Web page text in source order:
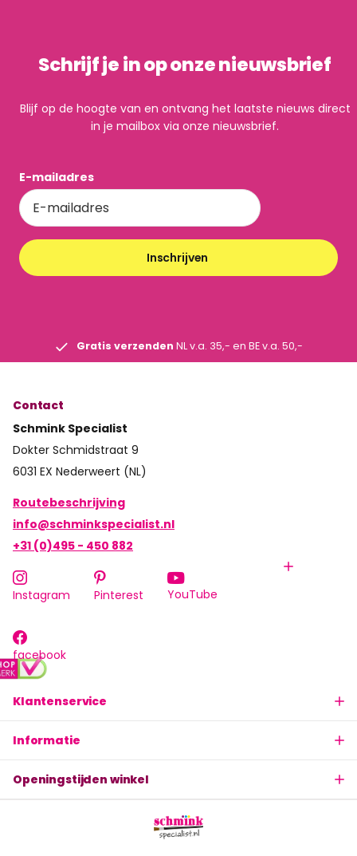
Schrijf je in op onze nieuwsbrief
Blijf op de hoogte van en ontvang het laatste nieuws direct
in je mailbox via onze nieuwsbrief.
E-mailadres
Inschrijven
Gratis verzenden NL v.a. 35,- en BE v.a. 50,-
Klantenservice
Informatie
Openingstijden winkel
Contact
Schmink Specialist
Dokter Schmidstraat 9
6031 EX Nederweert (NL)
Routebeschrijving
info@schminkspecialist.nl
+31 (0)495 - 450 882
Instagram Pinterest YouTube
facebook